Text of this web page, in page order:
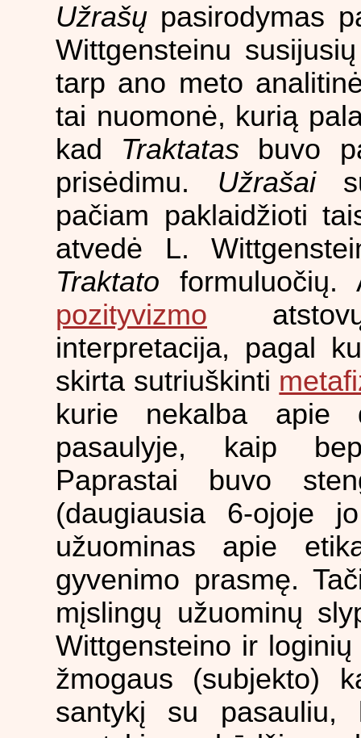
Užrašų pasirodymas
Wittgensteinu
tarp ano meto
tai nuomonė, kurią
kad Traktatas buvo
prisėdimu. Užrašai
pačiam paklaidžioti
atvedė L.
Traktato
pozityvizmo
interpretacija, pagal
skirta sutriuškinti
kurie nekalba apie
pasaulyje, kaip
Paprastai buvo
(daugiausia 6-ojoje
užuominas apie
gyvenimo prasmę.
mįslingų užuominų
Wittgensteino ir
žmogaus (subjekto)
santykį su pasauliu,